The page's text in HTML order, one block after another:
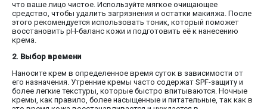
что ваше лицо чистое. Используйте мягкое очищающее
средство, чтобы удалить загрязнения и остатки макияжа. После
этого рекомендуется использовать тоник, который поможет
восстановить pH-баланс кожи и подготовить её к нанесению
крема.
2. Выбор времени
Наносите крем в определенное время суток в зависимости от
его назначения. Утренние кремы часто содержат SPF-защиту и
более легкие текстуры, которые быстро впитываются. Ночные
кремы, как правило, более насыщенные и питательные, так как в